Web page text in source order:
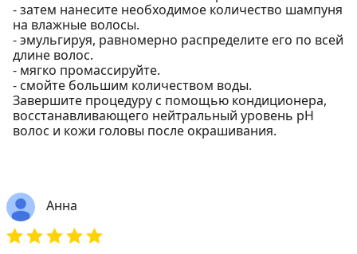
- затем нанесите необходимое количество шампуня
на влажные волосы.
- эмульгируя, равномерно распределите его по всей
длине волос.
- мягко промассируйте.
- смойте большим количеством воды.
Завершите процедуру с помощью кондиционера,
восстанавливающего нейтральный уровень pH
волос и кожи головы после окрашивания.
Анна